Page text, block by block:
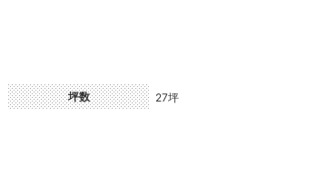
坪数 27坪